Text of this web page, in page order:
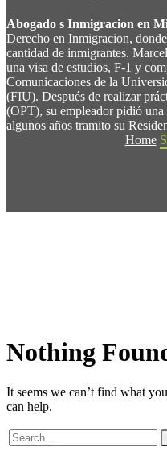
Abogado s Inmigracion en
Derecho en Inmigracion,
cantidad de inmigrantes.
una visa de estudios, F-1 y
Comunicaciones de la
(FIU). Después de realizar
(OPT), su empleador pidió
algunos años tramito su
Home
Nothing
It seems we can’t find what
can help.